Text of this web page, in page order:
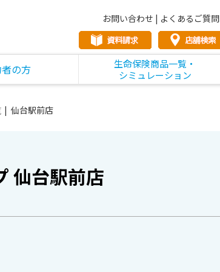
お問い合わせ | よくあるご質問
の方
生命保険商品一覧・
シミュレーション
仙台駅前店
仙台駅前店